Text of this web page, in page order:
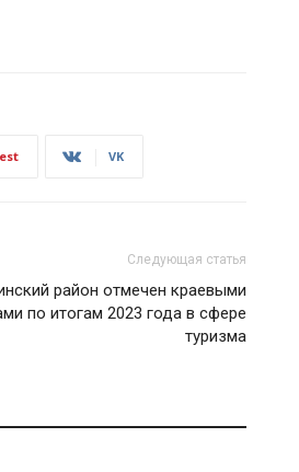
VK
Следующая статья
район отмечен краевыми
по итогам 2023 года в сфере
туризма